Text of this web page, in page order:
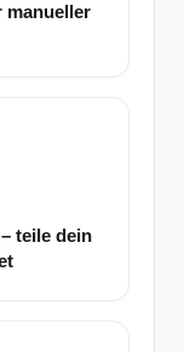
manueller
teile dein